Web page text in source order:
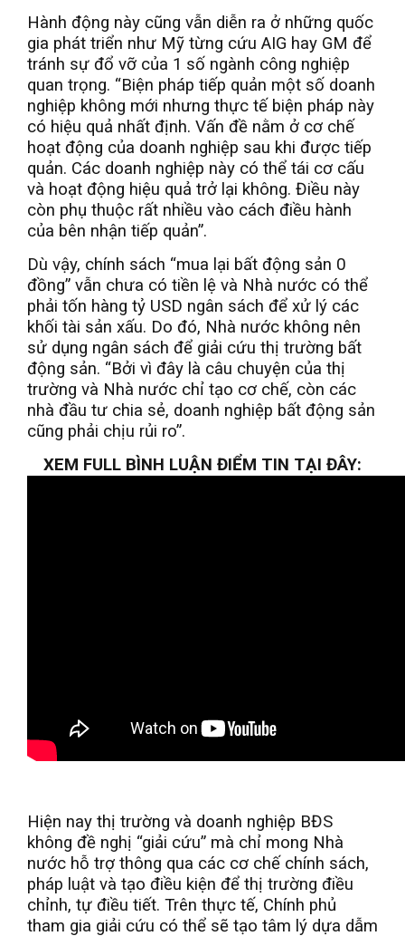
Hành động này cũng vẫn diễn ra ở những quốc
gia phát triển như Mỹ từng cứu AIG hay GM để
tránh sự đổ vỡ của 1 số ngành công nghiệp
quan trọng. “Biện pháp tiếp quản một số doanh
nghiệp không mới nhưng thực tế biện pháp này
có hiệu quả nhất định. Vấn đề nằm ở cơ chế
hoạt động của doanh nghiệp sau khi được tiếp
quản. Các doanh nghiệp này có thể tái cơ cấu
và hoạt động hiệu quả trở lại không. Điều này
còn phụ thuộc rất nhiều vào cách điều hành
của bên nhận tiếp quản”.
Dù vậy, chính sách “mua lại bất động sản 0
đồng” vẫn chưa có tiền lệ và Nhà nước có thể
phải tốn hàng tỷ USD ngân sách để xử lý các
khối tài sản xấu. Do đó, Nhà nước không nên
sử dụng ngân sách để giải cứu thị trường bất
động sản. “Bởi vì đây là câu chuyện của thị
trường và Nhà nước chỉ tạo cơ chế, còn các
nhà đầu tư chia sẻ, doanh nghiệp bất động sản
cũng phải chịu rủi ro”.
XEM FULL BÌNH LUẬN ĐIỂM TIN TẠI ĐÂY:
Hiện nay thị trường và doanh nghiệp BĐS
không đề nghị “giải cứu” mà chỉ mong Nhà
nước hỗ trợ thông qua các cơ chế chính sách,
pháp luật và tạo điều kiện để thị trường điều
chỉnh, tự điều tiết. Trên thực tế, Chính phủ
tham gia giải cứu có thể sẽ tạo tâm lý dựa dẫm